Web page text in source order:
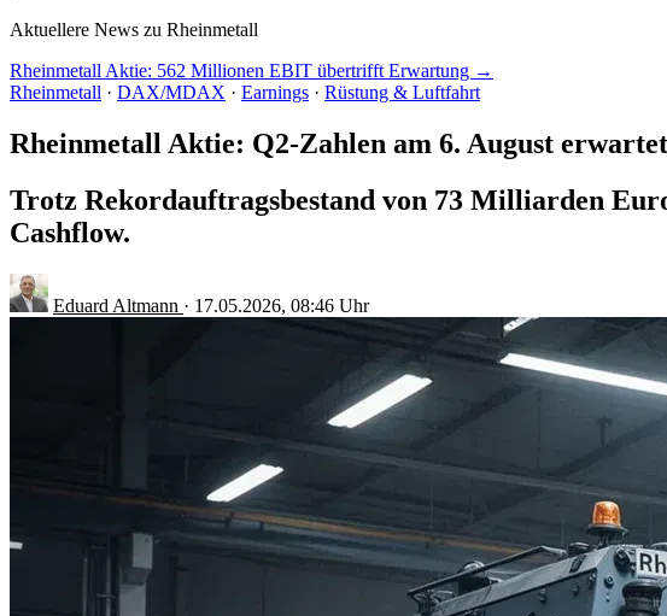
Aktuellere News zu Rheinmetall
Rheinmetall Aktie: 562 Millionen EBIT übertrifft Erwartung →
Rheinmetall · DAX/MDAX · Earnings · Rüstung & Luftfahrt
Rheinmetall Aktie: Q2-Zahlen am 6. August erwartet
Trotz Rekordauftragsbestand von 73 Milliarden
Cashflow.
Eduard Altmann · 17.05.2026, 08:46 Uhr